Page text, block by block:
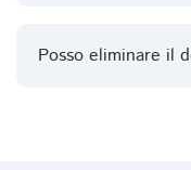
Posso eliminare il